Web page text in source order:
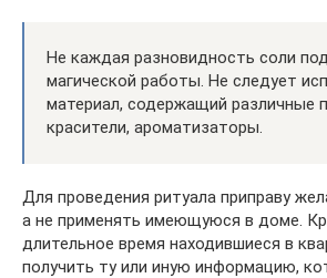
Не каждая разновидность соли
магической работы. Не следует
материал, содержащий различные
красители, ароматизаторы.
Для проведения ритуала приправу
а не применять имеющуюся в доме.
длительное время находившиеся в
получить ту или иную информацию,